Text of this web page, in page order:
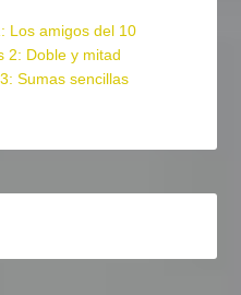
Los amigos del 10
2: Doble y mitad
Sumas sencillas